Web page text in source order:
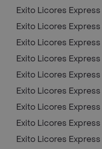
Exito Licores Express
Exito Licores Express
Exito Licores Express
Exito Licores Express
Exito Licores Express
Exito Licores Express
Exito Licores Express
Exito Licores Express
Exito Licores Express